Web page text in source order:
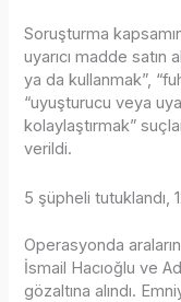
Soruşturma
uyarıcı madde
ya da kullanmak”,
“uyuşturucu veya
kolaylaştırmak”
verildi.
5 şüpheli tutuklandı,
Operasyonda
İsmail Hacıoğlu ve
gözaltına alındı.